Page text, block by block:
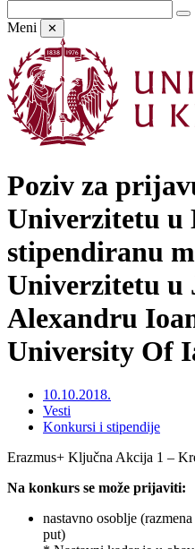
Meni ✕
Poziv za
Univerzitetu u
stipendiranu
Univerzitetu u
Alexandru
University Of
10.10.2018.
Vesti
Konkursi i stipendije
Erazmus+ Ključna Akcija 1 –
Na konkurs se može prijaviti:
nastavno osoblje
put)